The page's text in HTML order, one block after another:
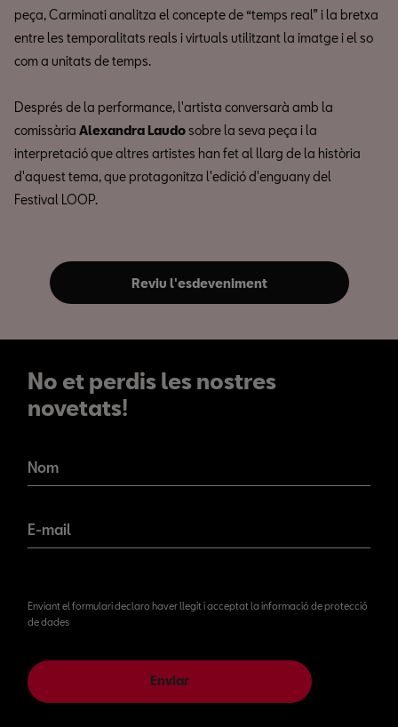
peça, Carminati analitza el concepte de “temps real” i la bretxa
entre les temporalitats reals i virtuals utilitzant la imatge i el so
com a unitats de temps.
Després de la performance, l'artista conversarà amb la
comissària Alexandra Laudosobre la seva peça i la
interpretació que altres artistes han fet al llarg de la història
d'aquest tema, que protagonitza l'edició d'enguany del
Festival LOOP.
Reviu l'esdeveniment
No et perdis les nostres
novetats!
novetats!
Nom
E-mail
Enviant el formulari declaro haver llegit i acceptat la informació de protecció
de dades
Enviar